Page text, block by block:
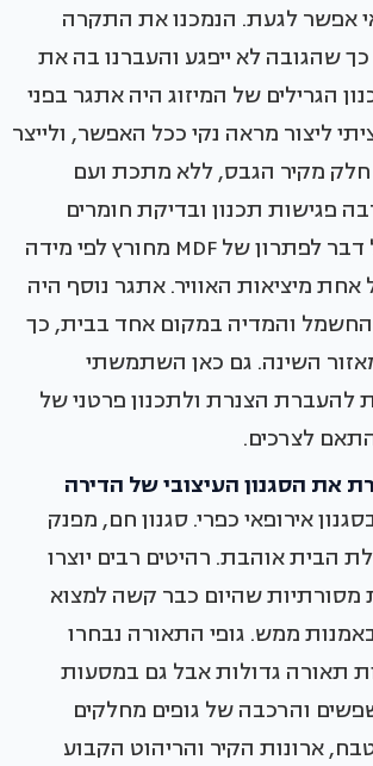
אפשר לגעת. הנמכנו את התקרה
כך שהגובה לא ייפגע והעברנו בה את
הגרילים של המיזוג היה אתגר בפני
ליצור מראה נקי ככל האפשר, ולייצר
חלק מקיר הגבס, ללא מתכת ועם
פגישות תכנון ובדיקת חומרים
הובילו בסופו של דבר לפתרון של MDF מחורץ לפי מידה
אחת מיציאות האוויר. אתגר נוסף היה
החשמל והמדיה במקום אחד בבית, כך
השינה. גם כאן השתמשתי
הצנרת ולתכנון פרטני של
לצרכים.
את הסגנון העיצובי של הדירה
אירופאי כפרי. סגנון חם, מפנק
הבית אוהבת. רהיטים רבים יוצרו
מסורתיות שהיום כבר קשה למצוא
ממש. גופי התאורה נבחרו
תאורה גדולות אבל גם במסעות
והרכבה של גופים מחלקים
ארונות הקיר והריהוט הקבוע